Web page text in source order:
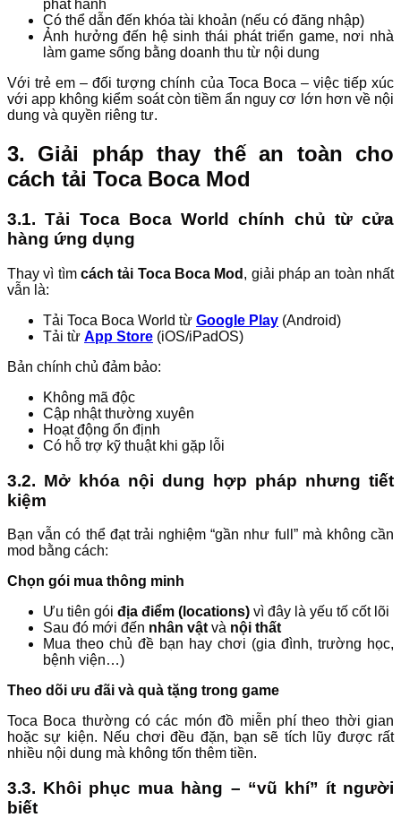
phát hành
Có thể dẫn đến khóa tài khoản (nếu có đăng nhập)
Ảnh hưởng đến hệ sinh thái phát triển game, nơi nhà
làm game sống bằng doanh thu từ nội dung
Với trẻ em – đối tượng chính của Toca Boca – việc tiếp xúc
với app không kiểm soát còn tiềm ẩn nguy cơ lớn hơn về nội
dung và quyền riêng tư.
3. Giải pháp thay thế an toàn cho
cách tải Toca Boca Mod
3.1. Tải Toca Boca World chính chủ từ cửa
hàng ứng dụng
Thay vì tìm cách tải Toca Boca Mod , giải pháp an toàn nhất
vẫn là:
Tải Toca Boca World từ Google Play (Android)
Tải từ App Store (iOS/iPadOS)
Bản chính chủ đảm bảo:
Không mã độc
Cập nhật thường xuyên
Hoạt động ổn định
Có hỗ trợ kỹ thuật khi gặp lỗi
3.2. Mở khóa nội dung hợp pháp nhưng tiết
kiệm
Bạn vẫn có thể đạt trải nghiệm “gần như full” mà không cần
mod bằng cách:
Chọn gói mua thông minh
Ưu tiên gói địa điểm (locations) vì đây là yếu tố cốt lõi
Sau đó mới đến nhân vật và nội thất
Mua theo chủ đề bạn hay chơi (gia đình, trường học,
bệnh viện…)
Theo dõi ưu đãi và quà tặng trong game
Toca Boca thường có các món đồ miễn phí theo thời gian
hoặc sự kiện. Nếu chơi đều đặn, bạn sẽ tích lũy được rất
nhiều nội dung mà không tốn thêm tiền.
3.3. Khôi phục mua hàng – “vũ khí” ít người
biết